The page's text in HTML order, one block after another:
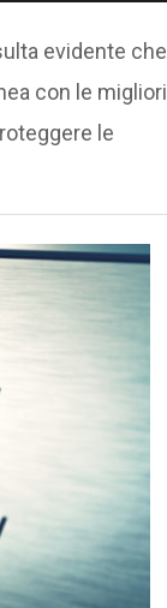
evidente che
con le migliori
le